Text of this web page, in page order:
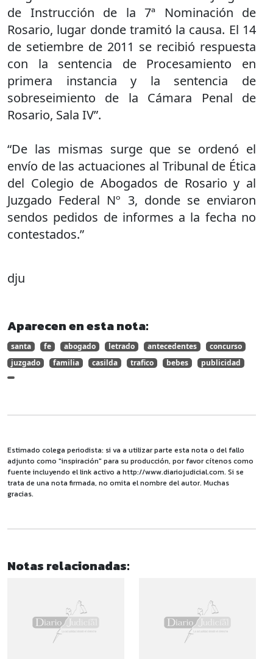
de Instrucción de la 7ª Nominación de
Rosario, lugar donde tramitó la causa. El 14
de setiembre de 2011 se recibió respuesta
con la sentencia de Procesamiento en
primera instancia y la sentencia de
sobreseimiento de la Cámara Penal de
Rosario, Sala IV”.
“De las mismas surge que se ordenó el
envío de las actuaciones al Tribunal de Ética
del Colegio de Abogados de Rosario y al
Juzgado Federal Nº 3, donde se enviaron
sendos pedidos de informes a la fecha no
contestados.”
dju
Aparecen en esta nota:
santa fe abogado letrado antecedentes
concurso
juzgado
familia casilda trafico bebes publicidad
Estimado colega periodista: si va a utilizar parte esta nota o del fallo
adjunto como "inspiración" para su producción, por favor cítenos como
fuente incluyendo el link activo a http://www.diariojudicial.com. Si se
trata de una nota firmada, no omita el nombre del autor. Muchas
gracias.
Notas relacionadas: